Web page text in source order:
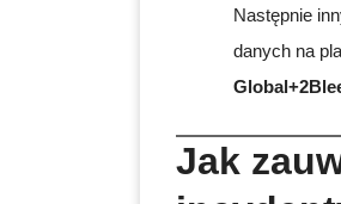
Następnie
danych na
Jak